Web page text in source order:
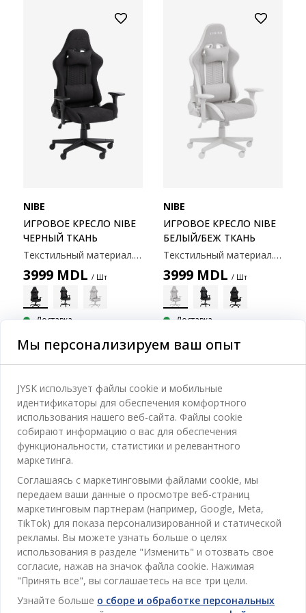
NIBE
ИГРОВОЕ КРЕСЛО NIBE
ЧЕРНЫЙ ТКАНЬ
Текстильный материал. Подушки для шеи и поясницы. С регулируемыми подлокотниками, бесступенчатым механизмом наклона и регулируемой высотой. 70x126-136x70см
3999 MDL / Шт
Доставка
NIBE
ИГРОВОЕ КРЕСЛО NIBE
БЕЛЫЙ/БЕЖ ТКАНЬ
Текстильный материал. С подушками для шеи и поясницы. С регулируемыми подлокотниками, бесступенчатым механизмом наклона и регулируемой высотой. 70x126-136x70 см
3999 MDL / Шт
Доставка
Категории
Спальня
Ванная
Кабинет
Гостиная
Столовая
Хранение
Шторы
Отдел обслуживания клиентов
Контакты службы поддержки клиентов
Магазины и часы работы
Акции
Пользовательское соглашение
Гарантия цены
JYSK
Про JYSK
JYSK.com
Пресса
ОФИС
TAROL-DD S.R.L. ул.Юбилейная, 41A мун. Кишинёв,
JYSK ОБСЛУЖИВАНИЕ КЛИЕНТОВ
Контактный центр для клиентов
Телефон: 022 022 030
Следите за Jysk
Мы персонализируем ваш опыт
JYSK использует файлы cookie и мобильные
идентификаторы для обеспечения комфортного
использования нашего веб-сайта. Файлы cookie
собирают информацию о вас для обеспечения
функциональности, статистики и релевантного
маркетинга.
Соглашаясь с маркетинговыми файлами cookie, мы
передаем ваши данные о просмотре веб-страниц
маркетинговым партнерам (например, Google, Meta,
TikTok) для показа персонализированной и статической
рекламы. Вы можете узнать больше о целях
использования в разделе "Изменить" и отозвать свое
согласие, нажав на значок файла cookie. Нажимая
"Принять все", вы соглашаетесь на все три цели.
Узнайте больше о сборе и обработке персональных